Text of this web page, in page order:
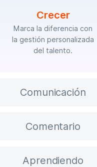
Crecer
Marca la diferencia con
la gestión personalizada
del talento.
Comunicación
Comentario
Aprendiendo